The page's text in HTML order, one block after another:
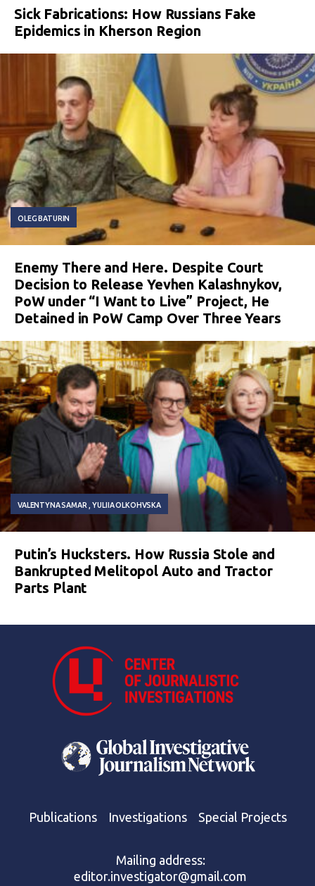
Sick Fabrications: How Russians Fake
Epidemics in Kherson Region
OLEG BATURIN
Enemy There and Here. Despite Court
Decision to Release Yevhen Kalashnykov,
PoW under “I Want to Live” Project, He
Detained in PoW Camp Over Three Years
VALENTYNA SAMAR YULIIA OLKOHVSKA
Putin’s Hucksters. How Russia Stole and
Bankrupted Melitopol Auto and Tractor
Parts Plant
Publications Investigations Special Projects
Mailing address:
editor.investigator@gmail.com